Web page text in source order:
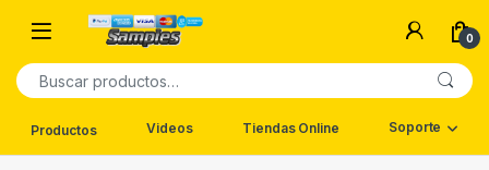
Saltar a navegación
saltar al contenido
0
Buscar por:
Productos Videos Tiendas Online Soporte